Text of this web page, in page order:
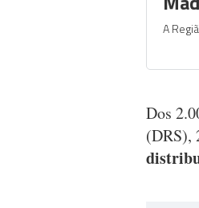
A
Dos
(DRS),